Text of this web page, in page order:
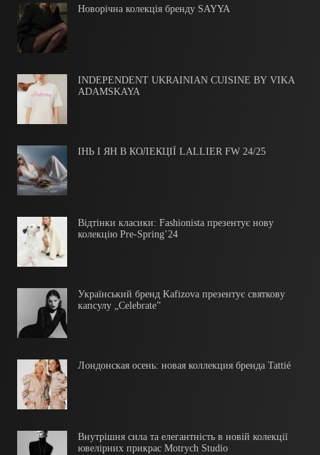
Новорічна колекція бренду SAYYA
INDEPENDENT UKRAINIAN CUISINE BY VIKA
ADAMSKAYA
ІНЬ І ЯН В КОЛЕКЦІЇ LALLIER FW 24/25
Відтінки класики: Fashionista презентує нову
колекцію Pre-Spring’24
Український бренд Kafizova презентує святкову
капсулу „Celebrate”
Лондонская осень: новая коллекция бренда Tattié
Внутрішня сила та елегантність в новій колекції
ювелірних прикрас Motrych Studio